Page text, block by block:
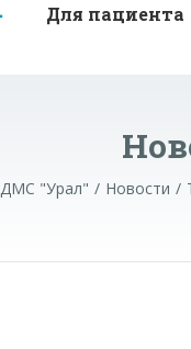
Для пациента
"Урал" Новости